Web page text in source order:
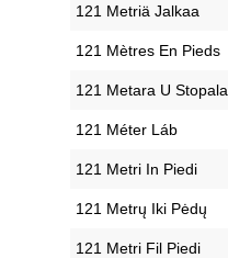
‎121 Metriä Jalkaa
‎121 Mètres En Pieds
‎121 Metara U Stopala
‎121 Méter Láb
‎121 Metri In Piedi
‎121 Metrų Iki Pėdų
‎121 Metri Fil Piedi